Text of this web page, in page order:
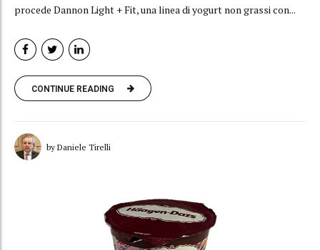
procede Dannon Light + Fit, una linea di yogurt non grassi con...
CONTINUE READING
by Daniele Tirelli